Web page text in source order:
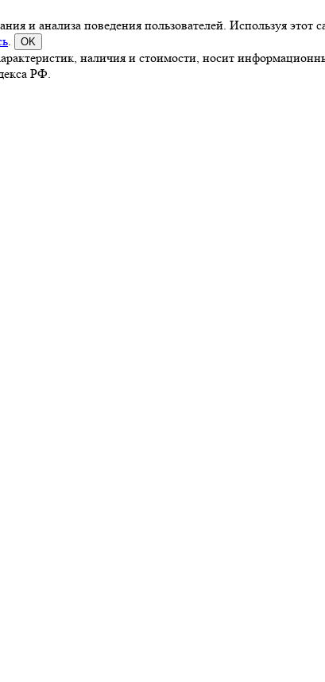
и анализа поведения пользователей. Используя этот
OK
наличия и стоимости, носит
РФ.